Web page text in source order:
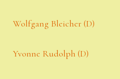
Wolfgang Bleicher (D)
Yvonne Rudolph (D)